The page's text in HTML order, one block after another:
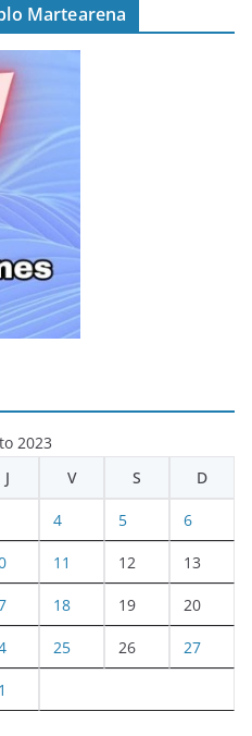
Martearena
2023
J V S D
4 5 6
11 12 13
18 19 20
25 26 27